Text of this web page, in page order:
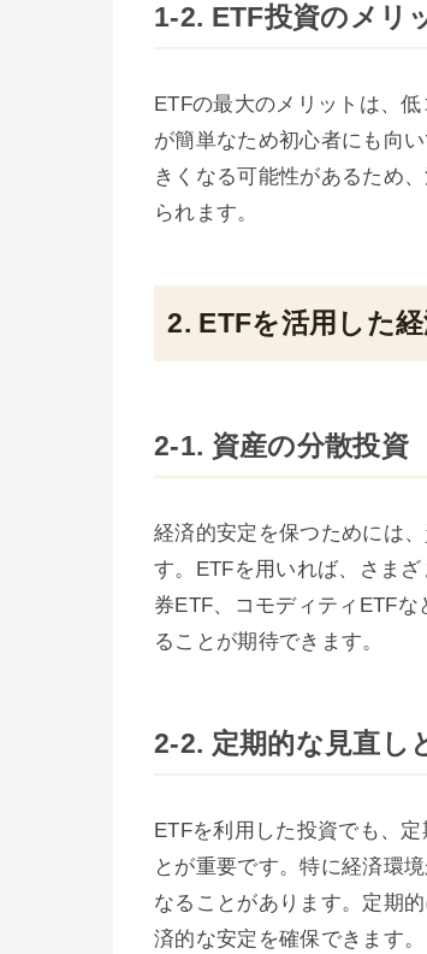
1-2. ETF投資のメリ
ETFの最大のメリットは、
が簡単なため初心者にも向
きくなる可能性があるため
られます。
2. ETFを活用した
2-1. 資産の分散投資
経済的安定を保つためには
す。ETFを用いれば、さま
券ETF、コモディティETF
ることが期待できます。
2-2. 定期的な見直し
ETFを利用した投資でも、
とが重要です。特に経済環
なることがあります。定期
済的な安定を確保できます。